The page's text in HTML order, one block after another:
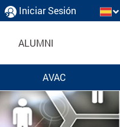
Iniciar Sesión
ALUMNI
AVAC